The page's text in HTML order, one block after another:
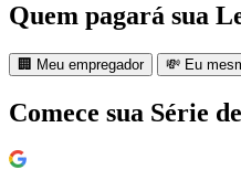
Quem pagará sua
🏢 Meu empregador 💸 Eu
Comece sua Série